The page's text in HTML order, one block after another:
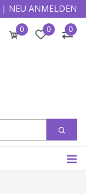
| NEU ANMELDEN
0 0 0